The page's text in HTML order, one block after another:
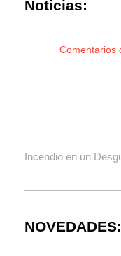
Noticias:
Comentarios
Incendio en un
NOVEDADES: